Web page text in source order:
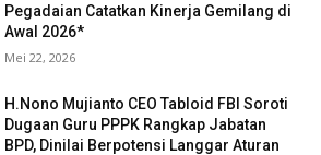
Pegadaian Catatkan Kinerja Gemilang di
Awal 2026*
Mei 22, 2026
H.Nono Mujianto CEO Tabloid FBI Soroti
Dugaan Guru PPPK Rangkap Jabatan
BPD, Dinilai Berpotensi Langgar Aturan